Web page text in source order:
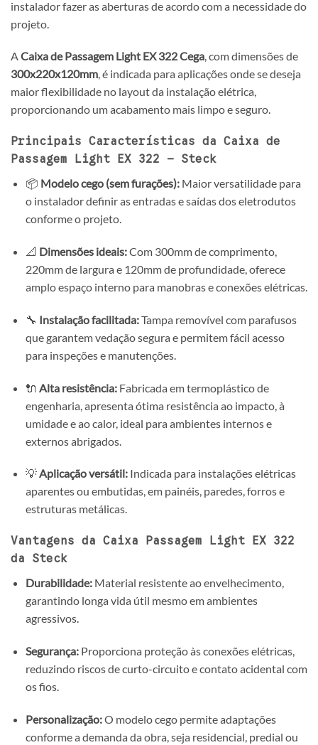
instalador fazer as aberturas de acordo com a necessidade do
projeto.
ACaixa de Passagem Light EX 322 Cega, com dimensões de
300x220x120mm, é indicada para aplicações onde se deseja
maior flexibilidade no layout da instalação elétrica,
proporcionando um acabamento mais limpo e seguro.
Principais Características da Caixa de
Passagem Light EX 322 – Steck
📦 Modelo cego (sem furações):Maior versatilidade para
o instalador definir as entradas e saídas dos eletrodutos
conforme o projeto.
📐 Dimensões ideais:Com 300mm de comprimento,
220mm de largura e 120mm de profundidade, oferece
amplo espaço interno para manobras e conexões elétricas.
🔧 Instalação facilitada:Tampa removível com parafusos
que garantem vedação segura e permitem fácil acesso
para inspeções e manutenções.
🔌 Alta resistência:Fabricada em termoplástico de
engenharia, apresenta ótima resistência ao impacto, à
umidade e ao calor, ideal para ambientes internos e
externos abrigados.
💡Aplicação versátil:Indicada para instalações elétricas
aparentes ou embutidas, em painéis, paredes, forros e
estruturas metálicas.
Vantagens da Caixa Passagem Light EX 322
da Steck
Durabilidade:Material resistente ao envelhecimento,
garantindo longa vida útil mesmo em ambientes
agressivos.
Segurança:Proporciona proteção às conexões elétricas,
reduzindo riscos de curto-circuito e contato acidental com
os fios.
Personalização:O modelo cego permite adaptações
conforme a demanda da obra, seja residencial, predial ou